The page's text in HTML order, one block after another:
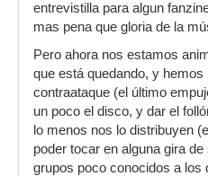
entrevistilla para algun
mas pena que gloria de la
Pero ahora nos estamos
que está quedando, y
contraataque (el último
un poco el disco, y dar el
lo menos nos lo distribuyen
poder tocar en alguna gira
grupos poco conocidos a los